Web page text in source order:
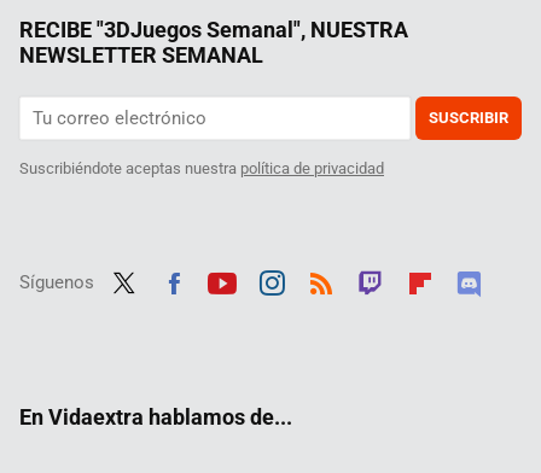
RECIBE "3DJuegos Semanal", NUESTRA
NEWSLETTER SEMANAL
SUSCRIBIR
Suscribiéndote aceptas nuestra política de privacidad
Síguenos
En Vidaextra hablamos de...